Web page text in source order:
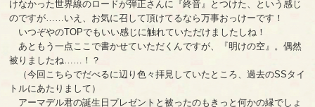
けなかった世界線のロードが弾正さんに『終音』とつけた、という感じ
のですが……いえ、お気に召して頂けてるなら万事おっけーです！
いつぞやのTOPでもいい感じに触れていただけましたしね！
あともう一点ここで書かせていただくんですが、『明けの空』。偶然
被りましたね……！？
（今回こちらでだべるに辺り色々拝見していたところ、過去のSSタイ
トルにあたりまして）
アーマデル君の誕生日プレゼントと被ったのもきっと何かの縁でしょ